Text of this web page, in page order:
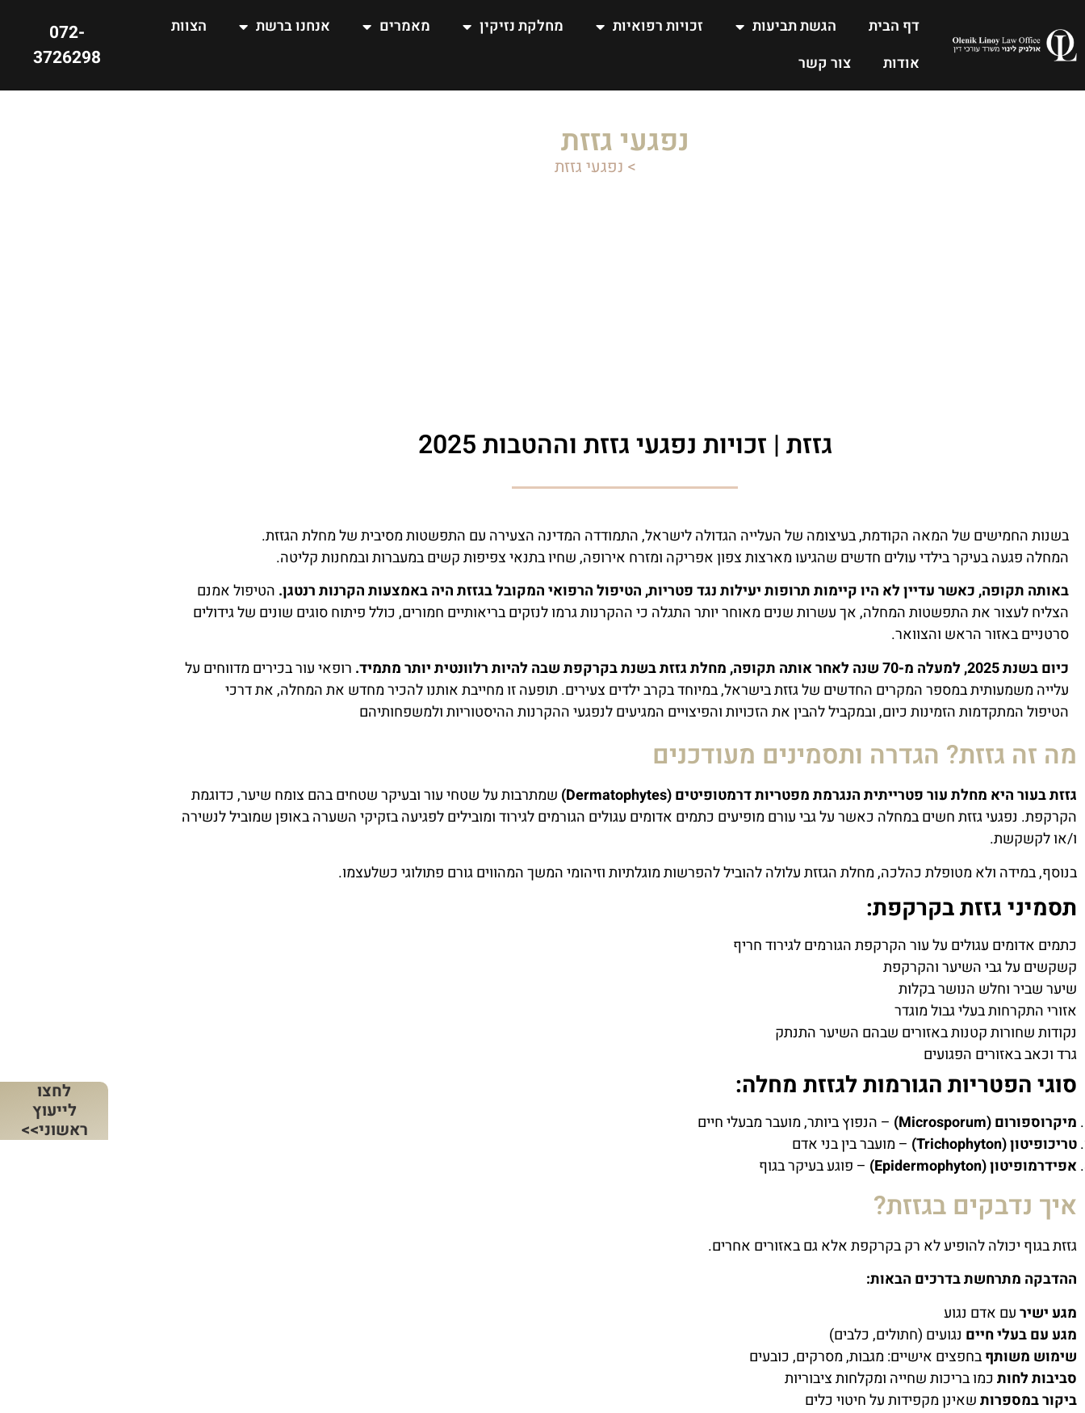
דף הבית הגשת תביעות זכויות רפואיות מחלקת נזיקין מאמרים אנחנו ברשת
הצוות
אודות
צור קשר
072-
3726298
לחצו
לייעוץ
ראשוני>>
נפגעי גזזת
> נפגעי גזזת
גזזת | זכויות נפגעי גזזת וההטבות 2025
בשנות החמישים של המאה הקודמת, בעיצומה של העלייה הגדולה לישראל, התמודדה המדינה הצעירה עם התפשטות מסיבית של מחלת הגזזת.
המחלה פגעה בעיקר בילדי עולים חדשים שהגיעו מארצות צפון אפריקה ומזרח אירופה, שחיו בתנאי צפיפות קשים במעברות ובמחנות קליטה.
באותה תקופה, כאשר עדיין לא היו קיימות תרופות יעילות נגד פטריות, הטיפול הרפואי המקובל בגזזת היה באמצעות הקרנות רנטגן. הטיפול אמנם
הצליח לעצור את התפשטות המחלה, אך עשרות שנים מאוחר יותר התגלה כי ההקרנות גרמו לנזקים בריאותיים חמורים, כולל פיתוח סוגים שונים של גידולים
סרטניים באזור הראש והצוואר.
כיום בשנת 2025, למעלה מ-70 שנה לאחר אותה תקופה, מחלת גזזת בשנת בקרקפת שבה להיות רלוונטית יותר מתמיד.
רופאי עור בכירים מדווחים על
עלייה משמעותית במספר המקרים החדשים של גזזת בישראל, במיוחד בקרב ילדים צעירים. תופעה זו מחייבת אותנו להכיר מחדש את המחלה, את דרכי
הטיפול המתקדמות הזמינות כיום, ובמקביל להבין את הזכויות והפיצויים המגיעים לנפגעי ההקרנות ההיסטוריות ולמשפחותיהם
מה זה גזזת? הגדרה ותסמינים מעודכנים
גזזת בעור היא מחלת עור פטרייתית הנגרמת מפטריות דרמטופיטים (Dermatophytes)
שמתרבות על שטחי עור ובעיקר שטחים בהם צומח שיער, כדוגמת
הקרקפת. נפגעי גזזת חשים במחלה כאשר על גבי עורם מופיעים כתמים אדומים עגולים הגורמים לגירוד ומובילים לפגיעה בזקיקי השערה באופן שמוביל לנשירה
ו/או לקשקשת.
בנוסף, במידה ולא מטופלת כהלכה, מחלת הגזזת עלולה להוביל להפרשות מוגלתיות וזיהומי המשך המהווים גורם פתולוגי כשלעצמו.
תסמיני גזזת בקרקפת:
כתמים אדומים עגולים על עור הקרקפת הגורמים לגירוד חריף
קשקשים על גבי השיער והקרקפת
שיער שביר וחלש הנושר בקלות
אזורי התקרחות בעלי גבול מוגדר
נקודות שחורות קטנות באזורים שבהם השיער התנתק
גרד וכאב באזורים הפגועים
סוגי הפטריות הגורמות לגזזת מחלה:
מיקרוספורום (Microsporum)
– הנפוץ ביותר, מועבר מבעלי חיים
טריכופיטון (Trichophyton)
– מועבר בין בני אדם
אפידרמופיטון (Epidermophyton)
– פוגע בעיקר בגוף
איך נדבקים בגזזת?
גזזת בגוף יכולה להופיע לא רק בקרקפת אלא גם באזורים אחרים.
ההדבקה מתרחשת בדרכים הבאות:
מגע ישירעם אדם נגוע
מגע עם בעלי חיים נגועים (חתולים, כלבים)
שימוש משותףבחפצים אישיים: מגבות, מסרקים, כובעים
סביבות לחותכמו בריכות שחייה ומקלחות ציבוריות
ביקור במספרותשאינן מקפידות על חיטוי כלים